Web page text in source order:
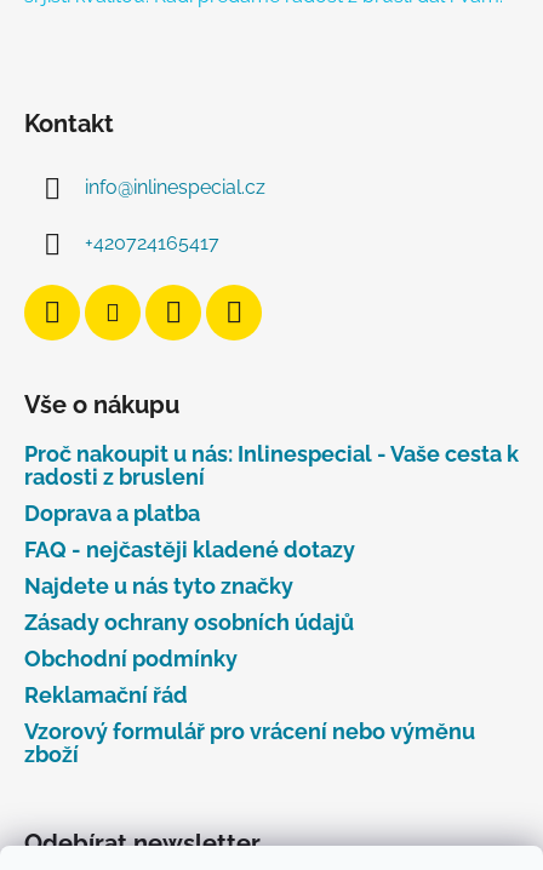
Kontakt
info@inlinespecial.cz
+420724165417
Vše o nákupu
Proč nakoupit u nás: Inlinespecial - Vaše cesta k
radosti z bruslení
Doprava a platba
FAQ - nejčastěji kladené dotazy
Najdete u nás tyto značky
Zásady ochrany osobních údajů
Obchodní podmínky
Reklamační řád
Vzorový formulář pro vrácení nebo výměnu
zboží
Odebírat newsletter